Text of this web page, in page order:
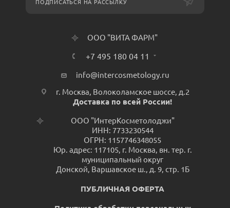
ПОДПИСАТЬСЯ НА РАССЫЛКУ
ООО "ВИТА ФАРМ"
+7 495 180 04 11
info@intercosmetology.ru
г. Москва, Волоколамское шоссе, д.2
Доставка по всей России!
ООО "ИнтерКосметолоджи"
ИНН: 7733230544
ОГРН: 1157746348055
Юр. адрес: 117105, г. Москва, вн. тер. г.
муниципальный округ
Донской, Варшавское ш., д. 9, стр. 1Б
ПУБЛИЧНАЯ ОФЕРТА